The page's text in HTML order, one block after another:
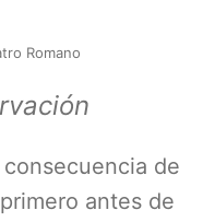
Romano
de
antes de